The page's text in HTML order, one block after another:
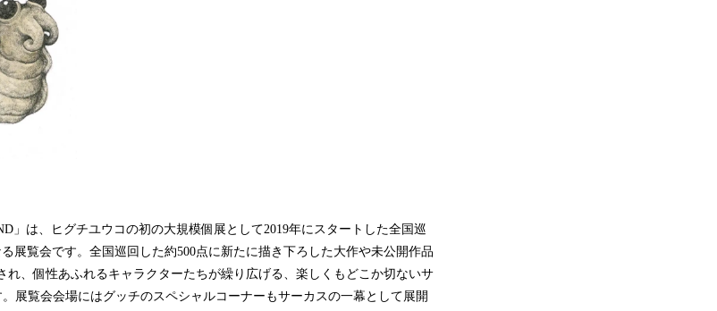
」は、ヒグチユウコの初の大規模個展として2019年にスタートした全国巡
展覧会です。全国巡回した約500点に新たに描き下ろした大作や未公開作品
れ、個性あふれるキャラクターたちが繰り広げる、楽しくもどこか切ないサ
展覧会会場にはグッチのスペシャルコーナーもサーカスの一幕として展開